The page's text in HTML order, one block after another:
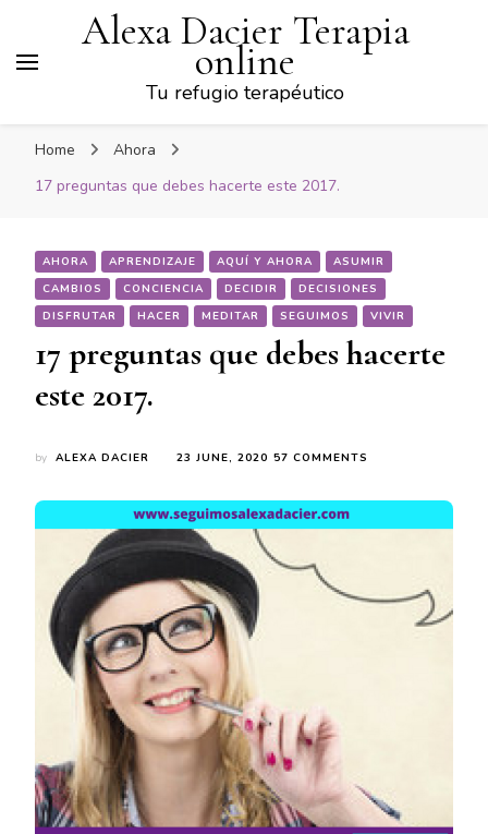
Alexa Dacier Terapia
online
Tu refugio terapéutico
Home
Ahora
17 preguntas que debes hacerte este 2017.
AHORA APRENDIZAJE AQUÍ Y AHORA
ASUMIR
CAMBIOS
CONCIENCIA DECIDIR
DECISIONES
DISFRUTAR
HACER MEDITAR SEGUIMOS VIVIR
17 preguntas que debes hacerte
este 2017.
by ALEXA DACIER 23 JUNE, 2020 57 COMMENTS
2017.